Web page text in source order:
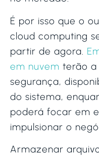
É por isso que o
cloud computing
partir de agora.
em nuvem terão
segurança,
do sistema,
poderá focar em
impulsionar o
Armazenar